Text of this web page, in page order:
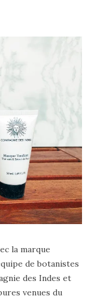
la marque
de botanistes
des Indes et
venues du